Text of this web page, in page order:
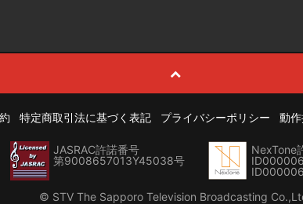
特定商取引法に基づく表記 プライバシーポリシー 動
JASRAC許諾番号
第9008657013Y45038号
NexTone
© STV The Sapporo Television Broadcasting